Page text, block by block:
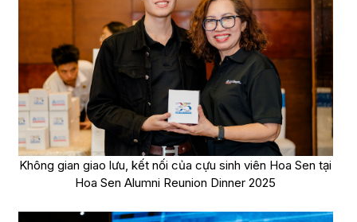
Không gian giao lưu, kết nối của cựu sinh viên Hoa Sen tại
Hoa Sen Alumni Reunion Dinner 2025